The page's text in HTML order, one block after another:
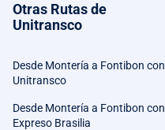
Otras Rutas de
Unitransco
Desde Montería a Fontibon con
Unitransco
Desde Montería a Fontibon con
Expreso Brasilia